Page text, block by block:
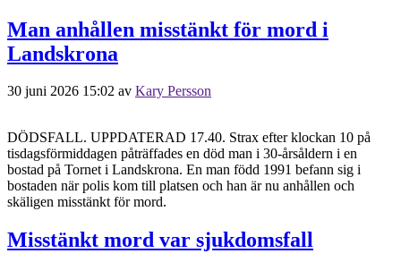
Man anhållen misstänkt för mord i
Landskrona
30 juni 2026 15:02 av Kary Persson
DÖDSFALL. UPPDATERAD 17.40. Strax efter klockan 10 på
tisdagsförmiddagen påträffades en död man i 30-årsåldern i en
bostad på Tornet i Landskrona. En man född 1991 befann sig i
bostaden när polis kom till platsen och han är nu anhållen och
skäligen misstänkt för mord.
Misstänkt mord var sjukdomsfall